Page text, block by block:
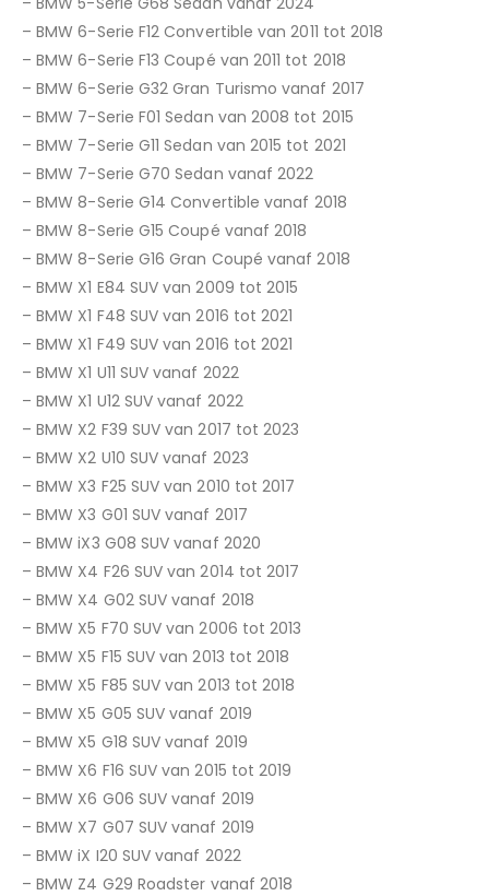
– BMW 6-Serie F12 Convertible van 2011 tot 2018
– BMW 6-Serie F13 Coupé van 2011 tot 2018
– BMW 6-Serie G32 Gran Turismo vanaf 2017
– BMW 7-Serie F01 Sedan van 2008 tot 2015
– BMW 7-Serie G11 Sedan van 2015 tot 2021
– BMW 7-Serie G70 Sedan vanaf 2022
– BMW 8-Serie G14 Convertible vanaf 2018
– BMW 8-Serie G15 Coupé vanaf 2018
– BMW 8-Serie G16 Gran Coupé vanaf 2018
– BMW X1 E84 SUV van 2009 tot 2015
– BMW X1 F48 SUV van 2016 tot 2021
– BMW X1 F49 SUV van 2016 tot 2021
– BMW X1 U11 SUV vanaf 2022
– BMW X1 U12 SUV vanaf 2022
– BMW X2 F39 SUV van 2017 tot 2023
– BMW X2 U10 SUV vanaf 2023
– BMW X3 F25 SUV van 2010 tot 2017
– BMW X3 G01 SUV vanaf 2017
– BMW iX3 G08 SUV vanaf 2020
– BMW X4 F26 SUV van 2014 tot 2017
– BMW X4 G02 SUV vanaf 2018
– BMW X5 F70 SUV van 2006 tot 2013
– BMW X5 F15 SUV van 2013 tot 2018
– BMW X5 F85 SUV van 2013 tot 2018
– BMW X5 G05 SUV vanaf 2019
– BMW X5 G18 SUV vanaf 2019
– BMW X6 F16 SUV van 2015 tot 2019
– BMW X6 G06 SUV vanaf 2019
– BMW X7 G07 SUV vanaf 2019
– BMW iX I20 SUV vanaf 2022
– BMW Z4 G29 Roadster vanaf 2018